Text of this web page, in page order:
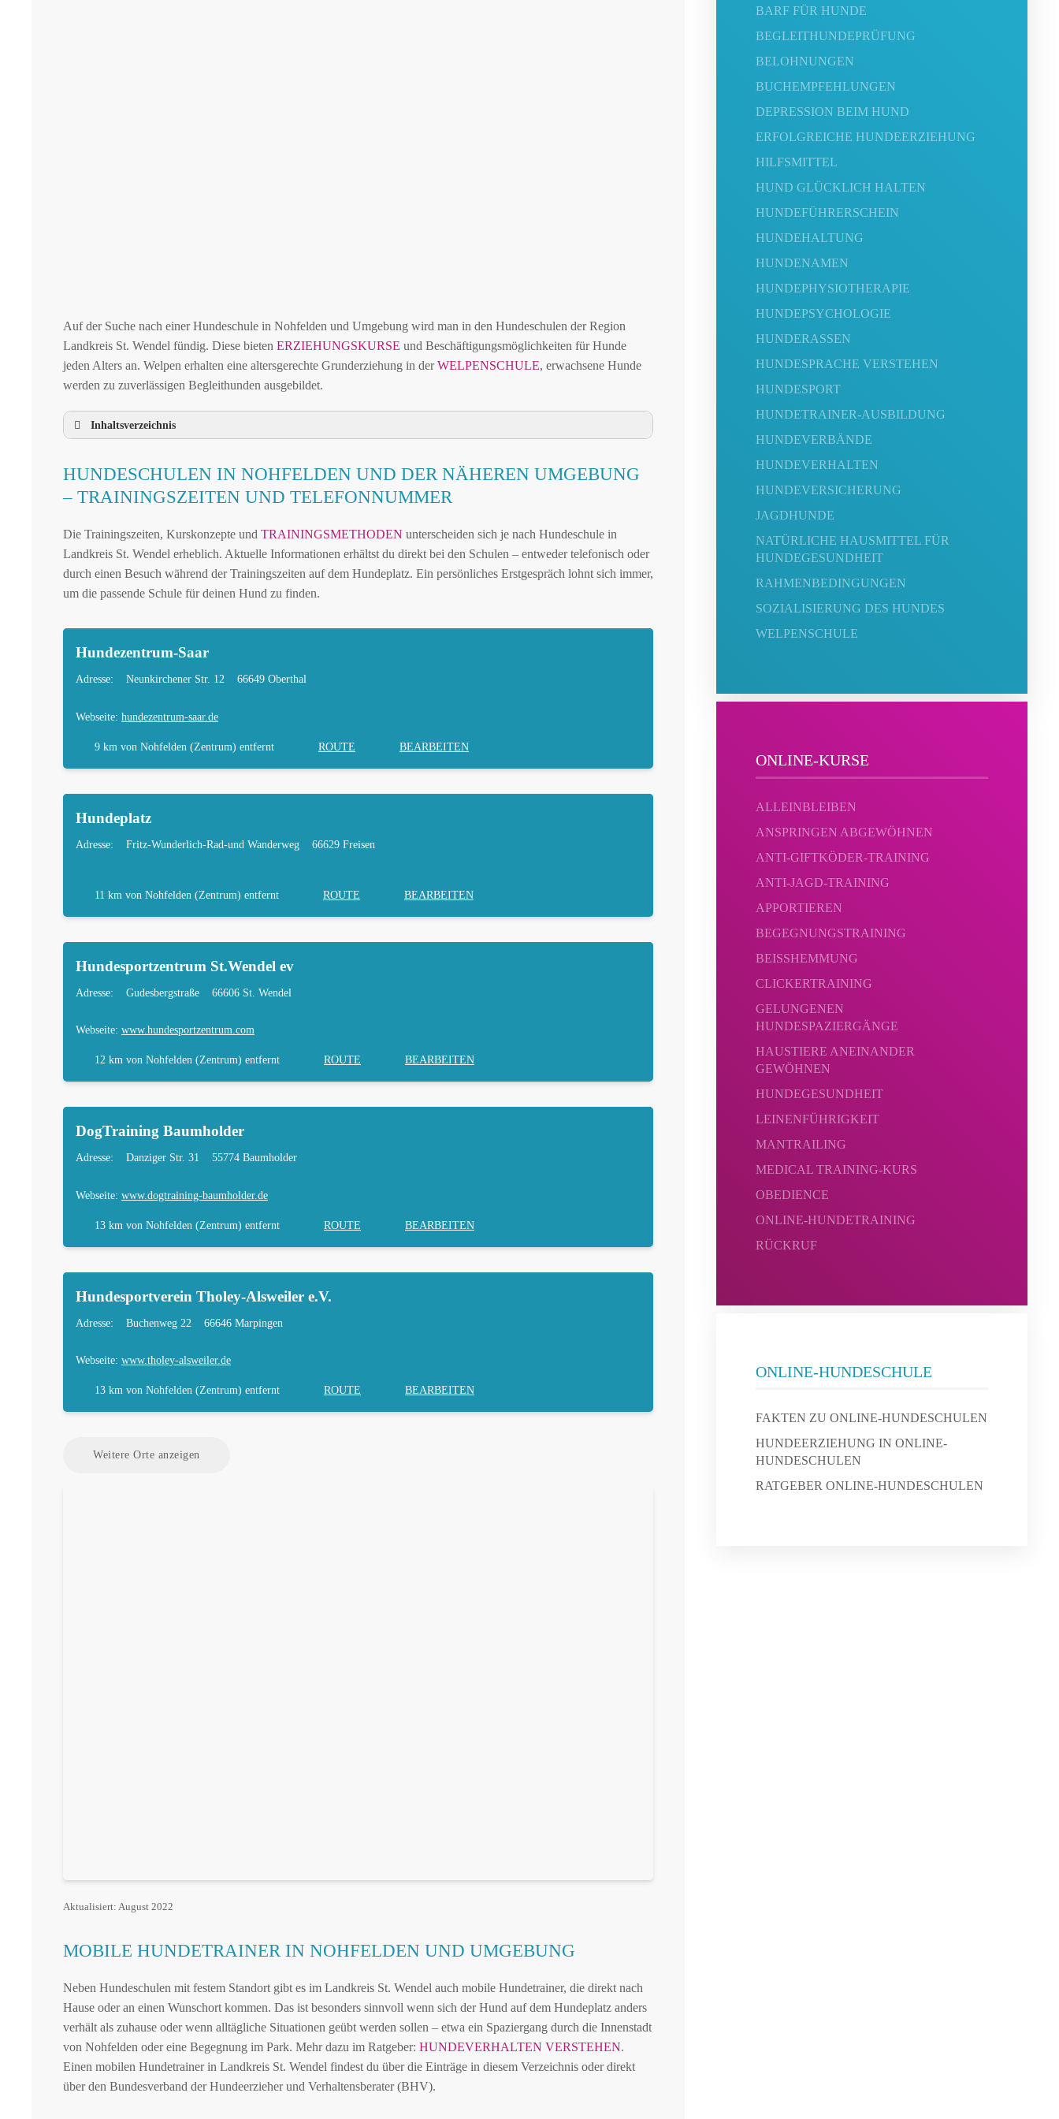
Auf der Suche nach einer Hundeschule in Nohfelden und Umgebung wird man in den Hundeschulen der Region
Landkreis St. Wendel fündig. Diese bieten ERZIEHUNGSKURSE und Beschäftigungsmöglichkeiten für Hunde
jeden Alters an. Welpen erhalten eine altersgerechte Grunderziehung in derWELPENSCHULE, erwachsene Hunde
werden zu zuverlässigen Begleithunden ausgebildet.
Inhaltsverzeichnis
HUNDESCHULEN IN NOHFELDEN UND DER NÄHEREN UMGEBUNG
MOBILE HUNDETRAINER IN NOHFELDEN UND UMGEBUNG
LEINENPFLICHT UND HUNDEGESETZE IN NOHFELDEN
HUNDEFREUNDLICHE ORTE UND FREILAUFFLÄCHEN IN NOHFELDEN
HUNDEFÜHRERSCHEIN FÜR DIE REGION LANDKREIS ST. WENDEL – ONLINE-TEST
HÄUFIGE FRAGEN ZUR HUNDESCHULE IN NOHFELDEN
TIERARZT UND NOTFALLTIERARZT IN NOHFELDEN
HUNDESCHULEN IN NOHFELDEN UND DER NÄHEREN UMGEBUNG
– TRAININGSZEITEN UND TELEFONNUMMER
Die Trainingszeiten, Kurskonzepte und TRAININGSMETHODEN unterscheiden sich je nach Hundeschule in
Landkreis St. Wendel erheblich. Aktuelle Informationen erhältst du direkt bei den Schulen – entweder telefonisch oder
durch einen Besuch während der Trainingszeiten auf dem Hundeplatz. Ein persönliches Erstgespräch lohnt sich immer,
um die passende Schule für deinen Hund zu finden.
Hundezentrum-Saar
Adresse: Neunkirchener Str. 12 66649 Oberthal
Webseite: hundezentrum-saar.de
9 km von Nohfelden (Zentrum) entfernt ROUTE BEARBEITEN
Hundeplatz
Adresse: Fritz-Wunderlich-Rad-und Wanderweg 66629 Freisen
11 km von Nohfelden (Zentrum) entfernt ROUTE BEARBEITEN
Hundesportzentrum St.Wendel ev
Adresse: Gudesbergstraße 66606 St. Wendel
Webseite: www.hundesportzentrum.com
12 km von Nohfelden (Zentrum) entfernt ROUTE BEARBEITEN
DogTraining Baumholder
Adresse: Danziger Str. 31 55774 Baumholder
Webseite: www.dogtraining-baumholder.de
13 km von Nohfelden (Zentrum) entfernt ROUTE BEARBEITEN
Hundesportverein Tholey-Alsweiler e.V.
Adresse: Buchenweg 22 66646 Marpingen
Webseite: www.tholey-alsweiler.de
13 km von Nohfelden (Zentrum) entfernt ROUTE BEARBEITEN
Weitere Orte anzeigen
Aktualisiert: August 2022
MOBILE HUNDETRAINER IN NOHFELDEN UND UMGEBUNG
Neben Hundeschulen mit festem Standort gibt es im Landkreis St. Wendel auch mobile Hundetrainer, die direkt nach
Hause oder an einen Wunschort kommen. Das ist besonders sinnvoll wenn sich der Hund auf dem Hundeplatz anders
verhält als zuhause oder wenn alltägliche Situationen geübt werden sollen – etwa ein Spaziergang durch die Innenstadt
von Nohfelden oder eine Begegnung im Park. Mehr dazu im Ratgeber: HUNDEVERHALTEN VERSTEHEN.
Einen mobilen Hundetrainer in Landkreis St. Wendel findest du über die Einträge in diesem Verzeichnis oder direkt
über den Bundesverband der Hundeerzieher und Verhaltensberater (BHV).
BARF FÜR HUNDE
BEGLEITHUNDEPRÜFUNG
BELOHNUNGEN
BUCHEMPFEHLUNGEN
DEPRESSION BEIM HUND
ERFOLGREICHE HUNDEERZIEHUNG
HILFSMITTEL
HUND GLÜCKLICH HALTEN
HUNDEFÜHRERSCHEIN
HUNDEHALTUNG
HUNDENAMEN
HUNDEPHYSIOTHERAPIE
HUNDEPSYCHOLOGIE
HUNDERASSEN
HUNDESPRACHE VERSTEHEN
HUNDESPORT
HUNDETRAINER-AUSBILDUNG
HUNDEVERBÄNDE
HUNDEVERHALTEN
HUNDEVERSICHERUNG
JAGDHUNDE
NATÜRLICHE HAUSMITTEL FÜR
HUNDEGESUNDHEIT
RAHMENBEDINGUNGEN
SOZIALISIERUNG DES HUNDES
WELPENSCHULE
ONLINE-KURSE
ALLEINBLEIBEN
ANSPRINGEN ABGEWÖHNEN
ANTI-GIFTKÖDER-TRAINING
ANTI-JAGD-TRAINING
APPORTIEREN
BEGEGNUNGSTRAINING
BEISSHEMMUNG
CLICKERTRAINING
GELUNGENEN
HUNDESPAZIERGÄNGE
HAUSTIERE ANEINANDER
GEWÖHNEN
HUNDEGESUNDHEIT
LEINENFÜHRIGKEIT
MANTRAILING
MEDICAL TRAINING-KURS
OBEDIENCE
ONLINE-HUNDETRAINING
RÜCKRUF
ONLINE-HUNDESCHULE
FAKTEN ZU ONLINE-HUNDESCHULEN
HUNDEERZIEHUNG IN ONLINE-
HUNDESCHULEN
RATGEBER ONLINE-HUNDESCHULEN